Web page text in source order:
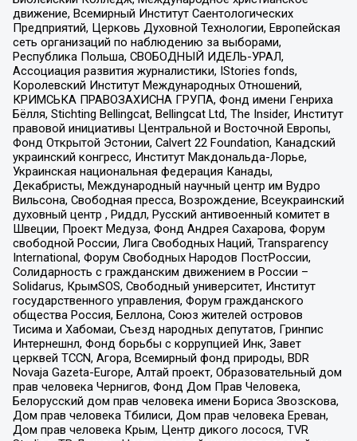
движение, Всемирный Институт Саентологических
Предприятий, Церковь Духовной Технологии, Европейская
сеть организаций по наблюдению за выборами,
Республика Польша, СВОБОДНЫЙ ИДЕЛЬ-УРАЛ,
Ассоциация развития журналистики, IStories fonds,
Королевский Институт Международных Отношений,
КРИМСЬКА ПРАВОЗАХИСНА ГРУПА, Фонд имени Генриха
Бёлля, Stichting Bellingcat, Bellingcat Ltd, The Insider, Институт
правовой инициативы Центральной и Восточной Европы,
Фонд Открытой Эстонии, Calvert 22 Foundation, Канадский
украинский конгресс, Институт Макдональда-Лорье,
Украинская национальная федерация Канады,
Декабристы, Международный научный центр им Вудро
Вильсона, Свободная пресса, Возрождение, Всеукраинский
духовный центр , Риддл, Русский антивоенный комитет в
Швеции, Проект Медуза, Фонд Андрея Сахарова, Форум
свободной России, Лига Свободных Наций, Transparеncy
International, Форум Свободных Народов ПостРоссии,
Солидарность с гражданским движением в России –
Solidarus, КрымSOS, Свободный университет, Институт
государственного управления, Форум гражданского
общества Россия, Беллона, Союз жителей островов
Тисима и Хабомаи, Съезд народных депутатов, Гринпис
Интернешнл, Фонд борьбы с коррупцией Инк, Завет
церквей TCCN, Агора, Всемирный фонд природы, BDR
Novaja Gazeta-Europe, Алтай проект, Образовательный дом
прав человека Чернигов, Фонд Дом Прав Человека,
Белорусский дом прав человека имени Бориса Звозскова,
Дом прав человека Тбилиси, Дом прав человека Ереван,
Дом прав человека Крым, Центр дикого лосося, TVR